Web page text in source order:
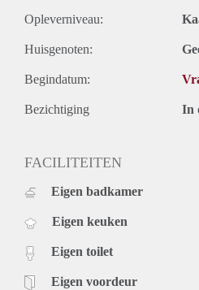
Opleverniveau:
Huisgenoten:
Begindatum:
Bezichtiging In
FACILITEITEN
Eigen badkamer
Eigen keuken
Eigen toilet
Eigen voordeur